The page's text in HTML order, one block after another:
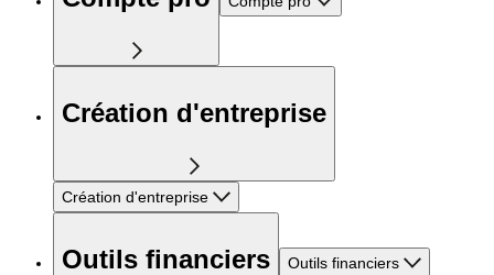
Création d'entreprise
Création d'entreprise
Outils financiers Outils financiers